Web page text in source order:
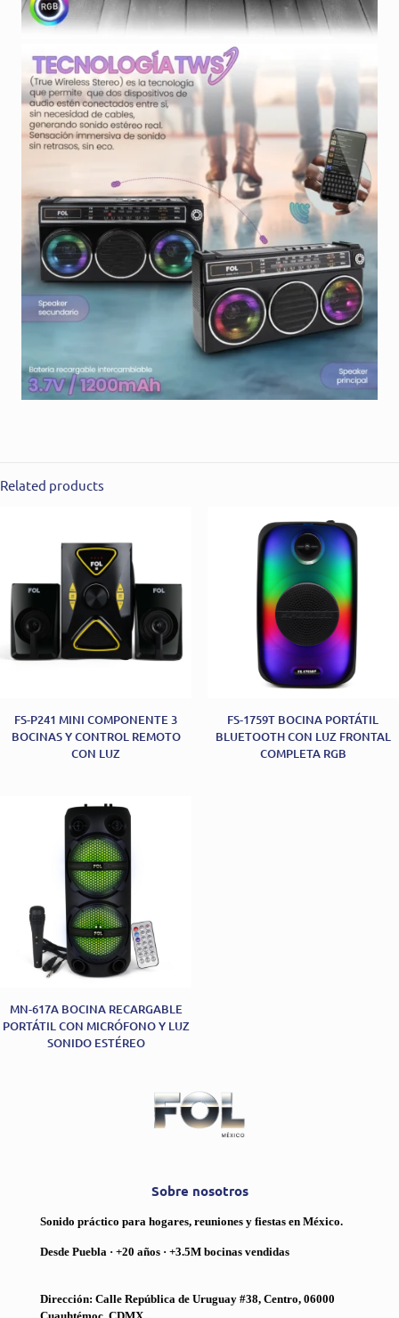
Related products
FS-P241 MINI COMPONENTE 3
BOCINAS Y CONTROL REMOTO
CON LUZ
FS-1759T BOCINA PORTÁTIL
BLUETOOTH CON LUZ FRONTAL
COMPLETA RGB
MN-617A BOCINA RECARGABLE
PORTÁTIL CON MICRÓFONO Y LUZ
SONIDO ESTÉREO
Sobre nosotros
Sonido práctico para hogares, reuniones y fiestas en México.
Desde Puebla · +20 años · +3.5M bocinas vendidas
Dirección: Calle República de Uruguay #38, Centro, 06000